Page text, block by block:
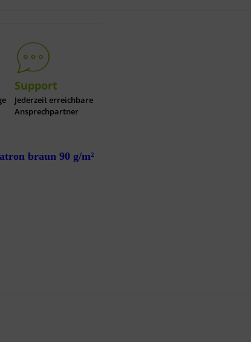
Support
Jederzeit erreichbare
Ansprechpartner
braun 90 g/m²